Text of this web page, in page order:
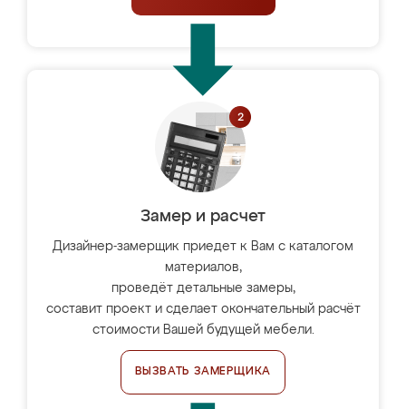
Замер и расчет
Дизайнер-замерщик приедет к Вам с каталогом
материалов,
проведёт детальные замеры,
составит проект и сделает окончательный расчёт
стоимости Вашей будущей мебели.
ВЫЗВАТЬ ЗАМЕРЩИКА